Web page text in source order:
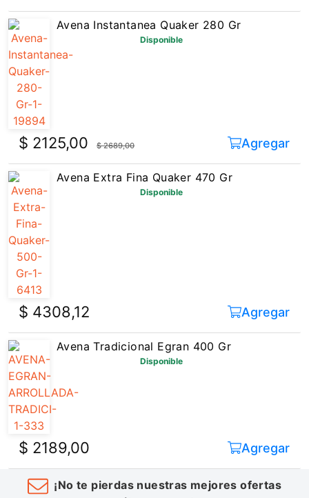
Avena Instantanea Quaker 280 Gr
Disponible
$ 2125,00 $ 2689,00 Agregar
Avena Extra Fina Quaker 470 Gr
Disponible
$ 4308,12 Agregar
Avena Tradicional Egran 400 Gr
Disponible
$ 2189,00 Agregar
¡No te pierdas nuestras mejores ofertas